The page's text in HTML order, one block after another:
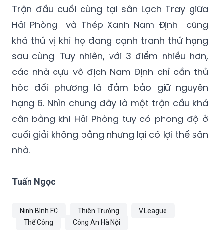
Trận đấu cuối cùng tại sân Lạch Tray giữa
Hải Phòng và Thép Xanh Nam Định cũng
khá thú vị khi họ đang cạnh tranh thứ hạng
sau cùng. Tuy nhiên, với 3 điểm nhiều hơn,
các nhà cựu vô địch Nam Định chỉ cần thủ
hòa đối phương là đảm bảo giữ nguyên
hạng 6. Nhìn chung đây là một trận cầu khá
cân bằng khi Hải Phòng tuy có phong độ ở
cuối giải không bằng nhưng lại có lợi thế sân
nhà.
Tuấn Ngọc
Ninh Bình FC Thiên Trường
V.League
Thể Công
Công An Hà Nội